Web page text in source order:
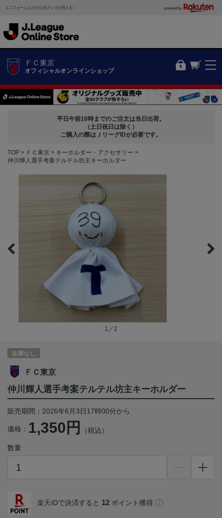
ユニフォームなどの公式グッズが買える！ powered by
ＦＣ東京
オフィシャルオンラインショップ
平日午前10時までのご注文は当日出荷。
（土日祝日は除く）
ご購入の際はＪリーグIDが必要です。
TOP ＦＣ東京
キーホルダー・アクセサリー
仲川輝人選手考案テルテル坊主キーホルダー
1／2
在庫なし
ＦＣ東京
仲川輝人選手考案テルテル坊主キーホルダー
販売期間：2026年6月3日17時00分から
価格： 1,350円 （税込）
数量
楽天IDで決済すると 12 ポイント獲得